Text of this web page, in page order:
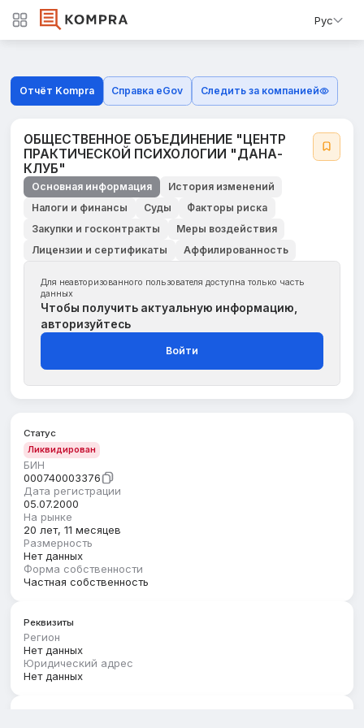
Рус
Отчёт Kompra Справка eGov Следить за компанией
ОБЩЕСТВЕННОЕ ОБЪЕДИНЕНИЕ "ЦЕНТР
ПРАКТИЧЕСКОЙ ПСИХОЛОГИИ "ДАНА-
КЛУБ"
Основная информация
История изменений
Налоги и финансы
Суды
Факторы риска
Закупки и госконтракты
Меры воздействия
Лицензии и сертификаты
Аффилированность
Для неавторизованного пользователя доступна только часть
данных
Чтобы получить актуальную информацию,
авторизуйтесь
Войти
Статус
Ликвидирован
БИН
000740003376
Дата регистрации
05.07.2000
На рынке
20 лет, 11 месяцев
Размерность
Нет данных
Форма собственности
Частная собственность
Реквизиты
Регион
Нет данных
Юридический адрес
Нет данных